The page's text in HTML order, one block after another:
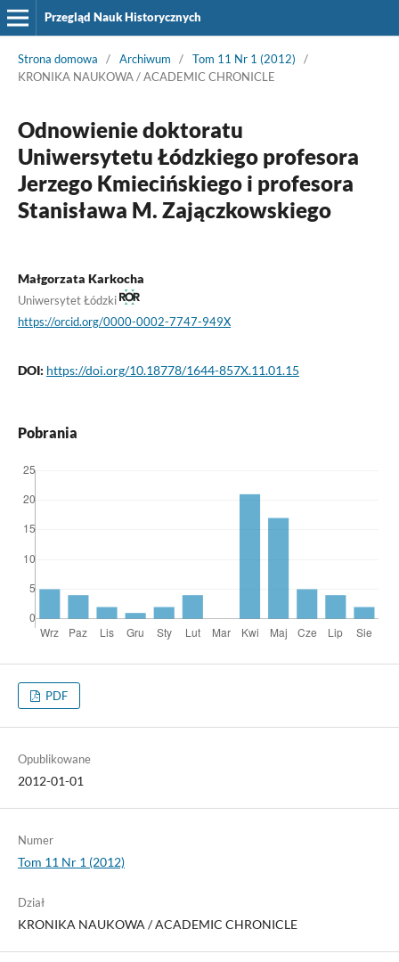
Przegląd Nauk Historycznych
Strona domowa / Archiwum / Tom 11 Nr 1 (2012)
/
KRONIKA NAUKOWA / ACADEMIC CHRONICLE
Odnowienie doktoratu
Uniwersytetu Łódzkiego profesora
Jerzego Kmiecińskiego i profesora
Stanisława M. Zajączkowskiego
Małgorzata Karkocha
Uniwersytet Łódzki
https://orcid.org/0000-0002-7747-949X
DOI: https://doi.org/10.18778/1644-857X.11.01.15
Pobrania
PDF
Opublikowane
2012-01-01
Numer
Tom 11 Nr 1 (2012)
Dział
KRONIKA NAUKOWA / ACADEMIC CHRONICLE